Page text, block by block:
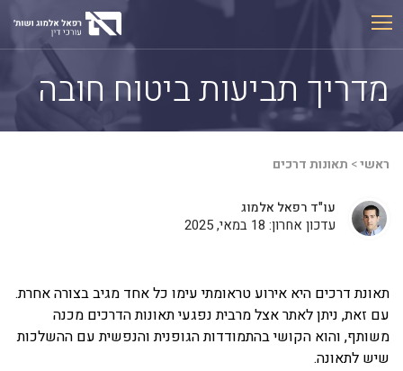
Skip
to
content
מדריך תביעות ביטוח חובה
ראשי> תאונות דרכים
עו"ד רפאל אלמוג
עדכון אחרון: 18 במאי, 2025
תאונת דרכים היא אירוע טראומתי עימו כל אחד מגיב בצורה אחרת.
עם זאת, ניתן לאתר אצל מרבית נפגעי תאונות הדרכים מכנה
משותף, והוא הקושי בהתמודדות הגופנית והנפשית עם ההשלכות
שיש לתאונה.